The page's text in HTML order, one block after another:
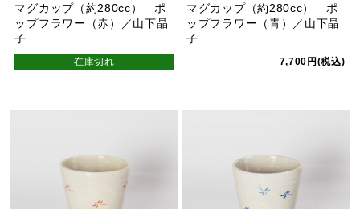
マグカップ（約280cc） ポ
ップフラワー（赤）／山下晶
子
在庫切れ
マグカップ（約280cc） ポ
ップフラワー（青）／山下晶
子
7,700円(税込)